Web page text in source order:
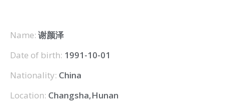
Name: 谢颜泽
Date of birth: 1991-10-01
Nationality: China
Location: Changsha,Hunan